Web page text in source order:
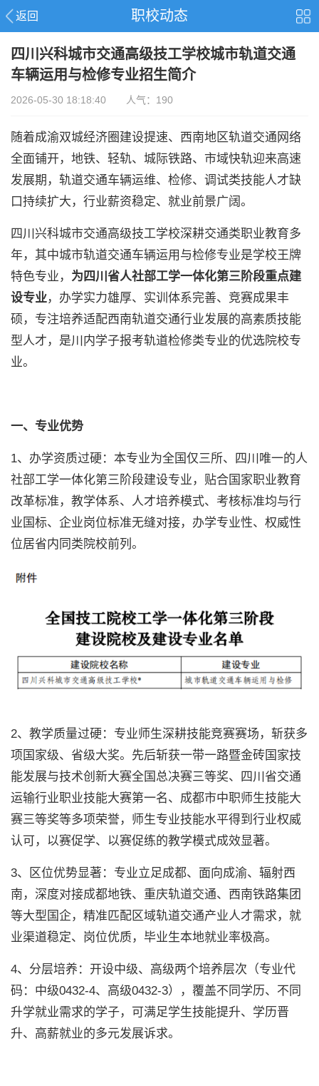
返回 职校动态
四川兴科城市交通高级技工学校城市轨道交通
车辆运用与检修专业招生简介
2026-05-30 18:18:40 人气：190
随着成渝双城经济圈建设提速、西南地区轨道交通网络
全面铺开，地铁、轻轨、城际铁路、市域快轨迎来高速
发展期，轨道交通车辆运维、检修、调试类技能人才缺
口持续扩大，行业薪资稳定、就业前景广阔。
四川兴科城市交通高级技工学校深耕交通类职业教育多
年，其中城市轨道交通车辆运用与检修专业是学校王牌
特色专业， 为四川省人社部工学一体化第三阶段重点建
设专业，办学实力雄厚、实训体系完善、竞赛成果丰
硕，专注培养适配西南轨道交通行业发展的高素质技能
型人才，是川内学子报考轨道检修类专业的优选院校专
业。
一、专业优势
1、办学资质过硬：本专业为全国仅三所、四川唯一的人
社部工学一体化第三阶段建设专业，贴合国家职业教育
改革标准，教学体系、人才培养模式、考核标准均与行
业国标、企业岗位标准无缝对接，办学专业性、权威性
位居省内同类院校前列。
2、教学质量过硬：专业师生深耕技能竞赛赛场，斩获多
项国家级、省级大奖。先后斩获一带一路暨金砖国家技
能发展与技术创新大赛全国总决赛三等奖、四川省交通
运输行业职业技能大赛第一名、成都市中职师生技能大
赛三等奖等多项荣誉，师生专业技能水平得到行业权威
认可，以赛促学、以赛促练的教学模式成效显著。
3、区位优势显著：专业立足成都、面向成渝、辐射西
南，深度对接成都地铁、重庆轨道交通、西南铁路集团
等大型国企，精准匹配区域轨道交通产业人才需求，就
业渠道稳定、岗位优质，毕业生本地就业率极高。
4、分层培养：开设中级、高级两个培养层次（专业代
码：中级0432-4、高级0432-3），覆盖不同学历、不同
升学就业需求的学子，可满足学生技能提升、学历晋
升、高薪就业的多元发展诉求。